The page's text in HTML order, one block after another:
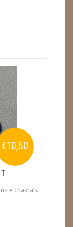
€10,50
chakra’s